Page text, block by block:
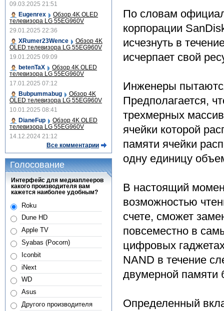
По словам
корпорации
исчезнуть в
исчерпает свой
Инженеры
Предполагается,
трехмерных
ячейки которой
памяти ячейки
одну единицу
В настоящий
возможностью
счете, сможет
повсеместно в
цифровых
NAND в течение
двумерной памяти
Определенный
09.03.2025 21:51
Eugenrex
Обзор 4K OLED
телевизора LG 55EG960V
29.01.2025 22:36
XRumer23Wence
Обзор 4K
OLED телевизора LG 55EG960V
19.01.2025 09:09
betenTaX
Обзор 4K OLED
телевизора LG 55EG960V
17.01.2025 07:12
Bubpummabug
Обзор 4K
OLED телевизора LG 55EG960V
10.01.2025 08:41
DianeFup
Обзор 4K OLED
телевизора LG 55EG960V
14.12.2024 21:12
Все комментарии
Голосование
Интерфейс для медиаплееров
какого производителя вам
кажется наиболее удобным?
Roku
Dune HD
Apple TV
Syabas (Pocorn)
Iconbit
iNext
WD
Asus
Другого производителя